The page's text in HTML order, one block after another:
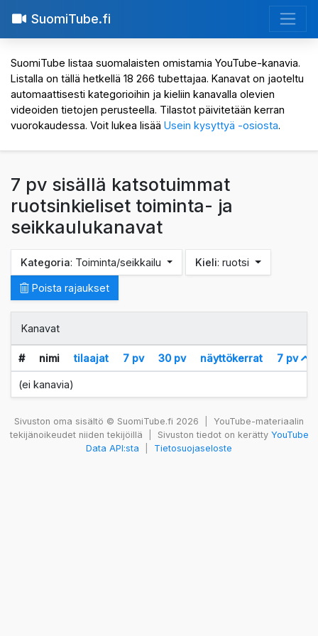
SuomiTube.fi
SuomiTube listaa suomalaisten omistamia YouTube-kanavia.
Listalla on tällä hetkellä 18 266 tubettajaa. Kanavat on jaoteltu
automaattisesti kategorioihin ja kieliin kanavalla olevien
videoiden tietojen perusteella. Tilastot päivitetään kerran
vuorokaudessa. Voit lukea lisää Usein kysyttyä -osiosta.
7 pv sisällä katsotuimmat
ruotsinkieliset toiminta- ja
seikkaulukanavat
Kategoria: Toiminta/seikkailu Kieli: ruotsi
Poista rajaukset
Kanavat
# nimi tilaajat 7 pv 30 pv näyttökerrat 7 pv
(ei kanavia)
Sivuston oma sisältö © SuomiTube.fi 2026
YouTube-materiaalin
tekijänoikeudet niiden tekijöillä
Sivuston tiedot on kerätty YouTube
Data API:sta
Tietosuojaseloste